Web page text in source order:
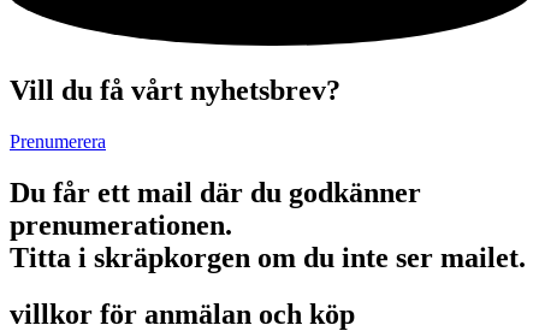
Vill du få vårt nyhetsbrev?
Prenumerera
Du får ett mail där du godkänner
prenumerationen.
Titta i skräpkorgen om du inte ser mailet.
villkor för anmälan och köp